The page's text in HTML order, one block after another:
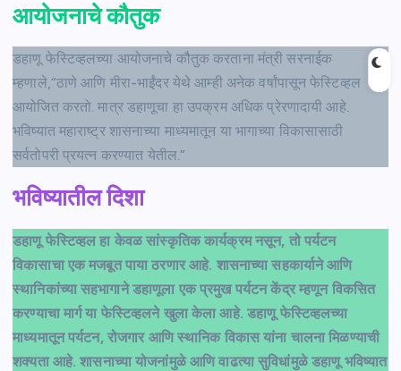
आयोजनाचे कौतुक
डहाणू फेस्टिव्हलच्या आयोजनाचे कौतुक करताना मंत्री सरनाईक
म्हणाले,“ठाणे आणि मीरा-भाईंदर येथे आम्ही अनेक वर्षांपासून फेस्टिव्हल
आयोजित करतो. मात्र डहाणूचा हा उपक्रम अधिक प्रेरणादायी आहे.
भविष्यात महाराष्ट्र शासनाच्या माध्यमातून या भागाच्या विकासासाठी
सर्वतोपरी प्रयत्न करण्यात येतील.”
भविष्यातील दिशा
डहाणू फेस्टिव्हल हा केवळ सांस्कृतिक कार्यक्रम नसून, तो पर्यटन
विकासाचा एक मजबूत पाया ठरणार आहे. शासनाच्या सहकार्याने आणि
स्थानिकांच्या सहभागाने डहाणूला एक प्रमुख पर्यटन केंद्र म्हणून विकसित
करण्याचा मार्ग या फेस्टिव्हलने खुला केला आहे. डहाणू फेस्टिव्हलच्या
माध्यमातून पर्यटन, रोजगार आणि स्थानिक विकास यांना चालना मिळण्याची
शक्यता आहे. शासनाच्या योजनांमुळे आणि वाढत्या सुविधांमुळे डहाणू भविष्यात